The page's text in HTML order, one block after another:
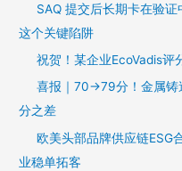
SAQ 提交后长期卡在验
这个关键陷阱
祝贺！某企业EcoVadis评
喜报｜70→79分！金属铸
分之差
欧美头部品牌供应链ESG
业稳单拓客